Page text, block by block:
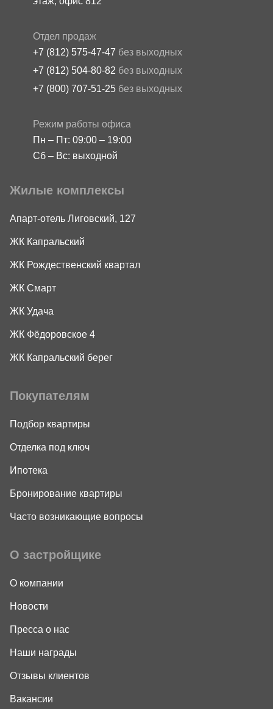
Отдел продаж
+7 (812) 575-47-47 без выходных
+7 (812) 504-80-82 без выходных
+7 (800) 707-51-25 без выходных
Режим работы офиса
Пн – Пт: 09:00 – 19:00
Сб – Вс: выходной
Жилые комплексы
Апарт-отель Лиговский, 127
ЖК Капральский
ЖК Рождественский квартал
ЖК Смарт
ЖК Удача
ЖК Фёдоровское 4
ЖК Капральский берег
Покупателям
Подбор квартиры
Отделка под ключ
Ипотека
Бронирование квартиры
Часто возникающие вопросы
О застройщике
О компании
Новости
Пресса о нас
Наши награды
Отзывы клиентов
Вакансии